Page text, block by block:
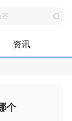
资讯
个